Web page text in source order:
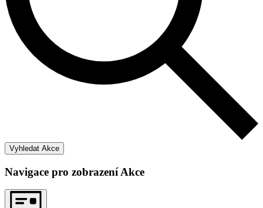
Vyhledat Akce
Navigace pro zobrazení Akce